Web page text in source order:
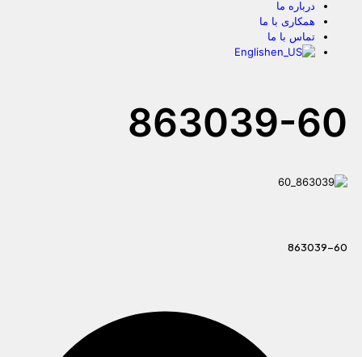
درباره ما
همکاری با ما
تماس با ما
English
863039-60
863039-60